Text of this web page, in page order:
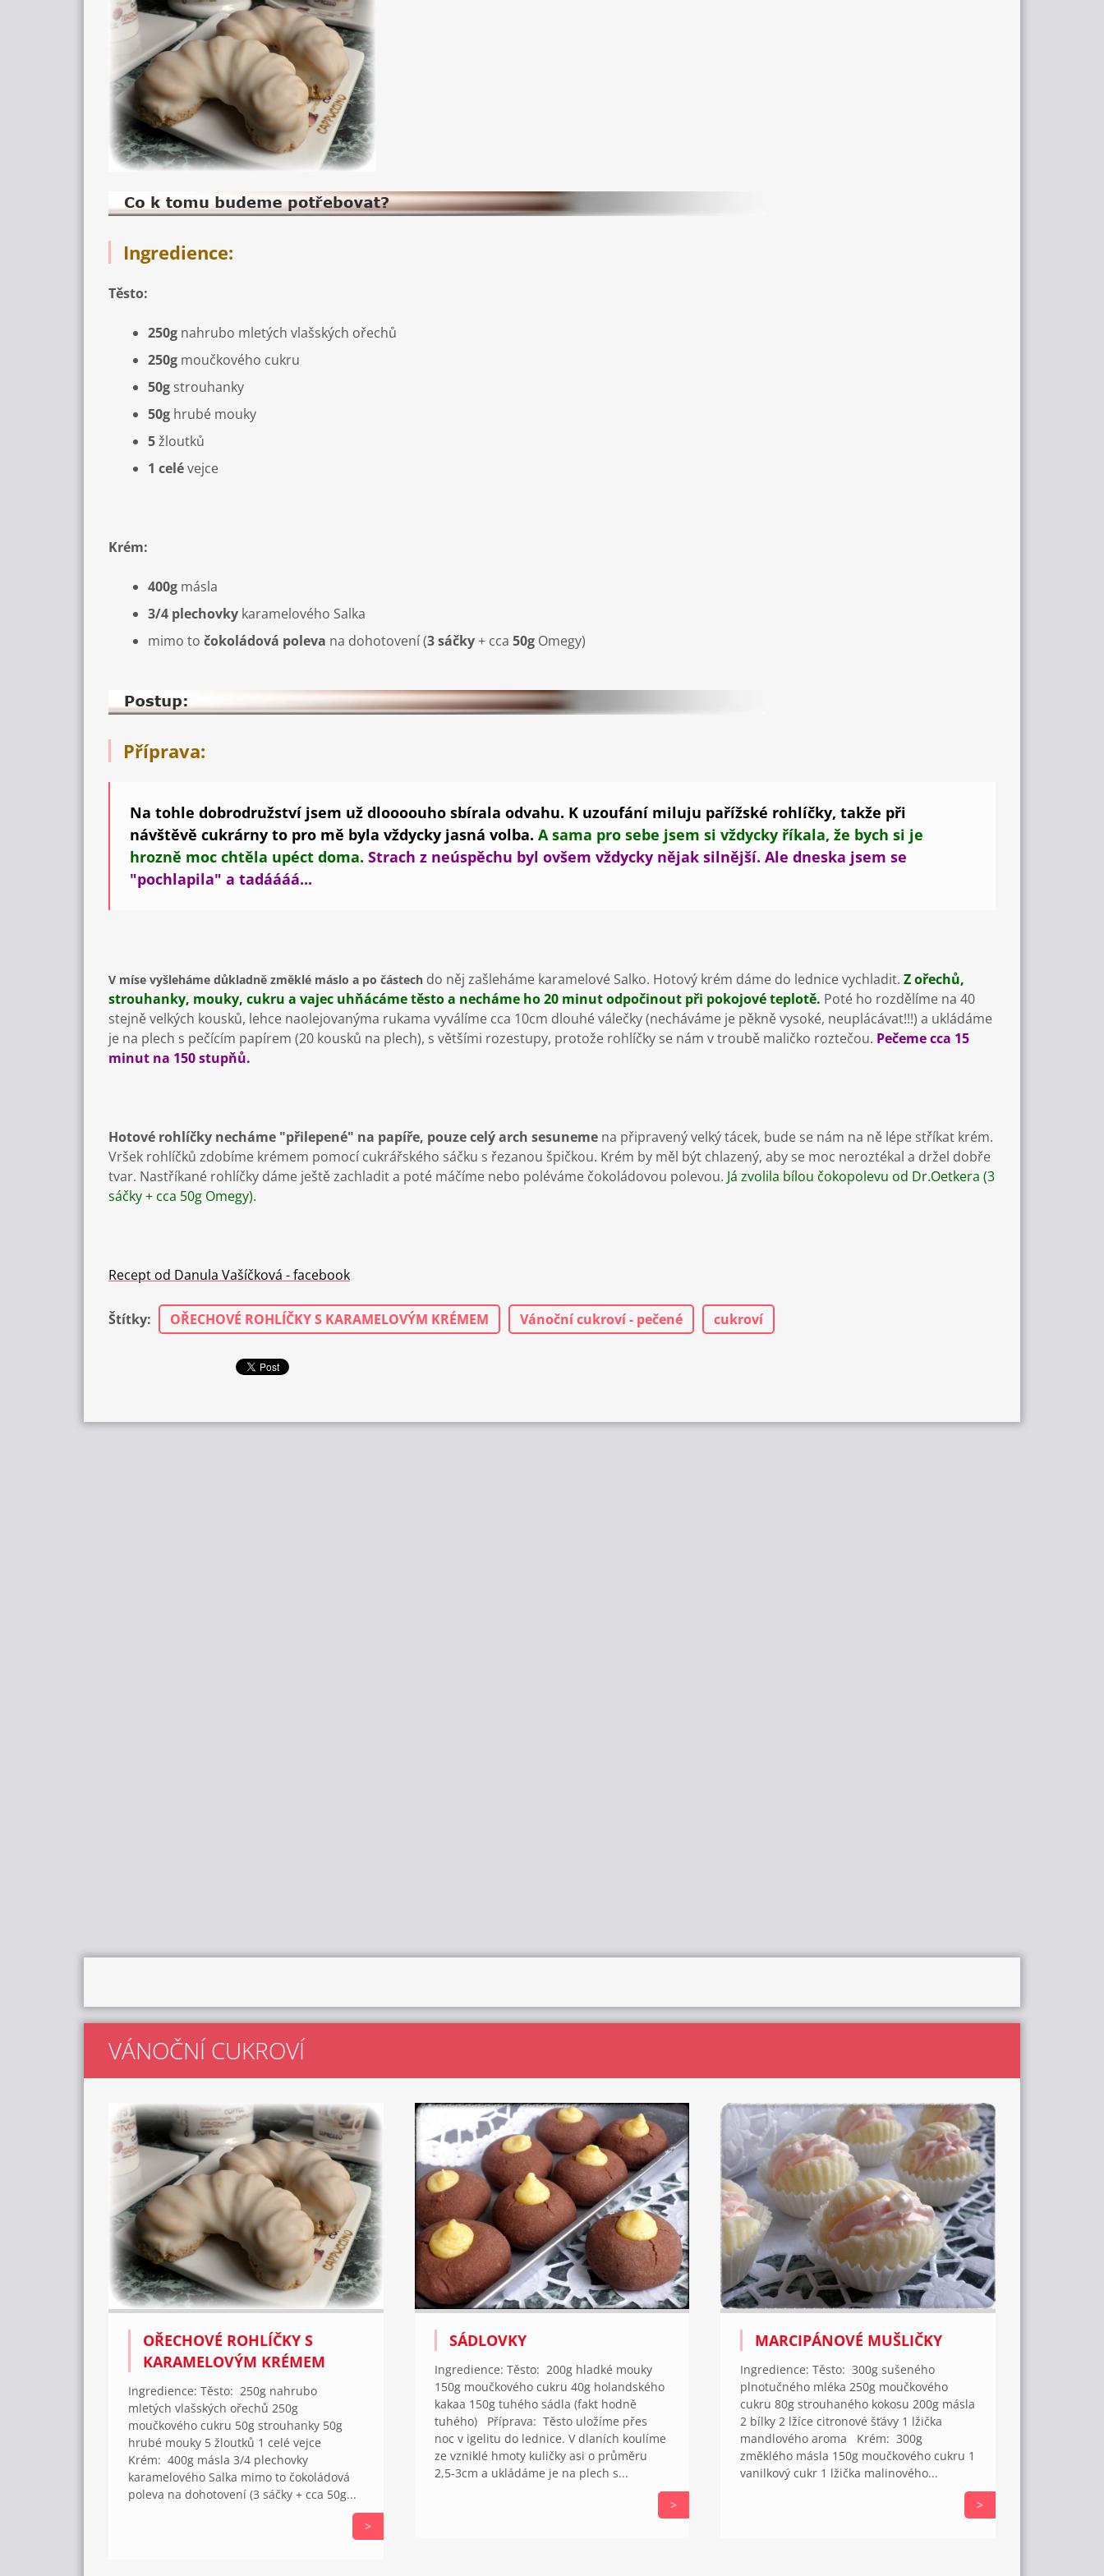
Ingredience:
Těsto:
250g nahrubo mletých vlašských ořechů
250g moučkového cukru
50g strouhanky
50g hrubé mouky
5žloutků
1 celévejce
Krém:
400g másla
3/4 plechovky karamelového Salka
mimo to čokoládová poleva na dohotovení (3 sáčky+ cca 50g Omegy)
Příprava:
Na tohle dobrodružství jsem už dloooouho sbírala odvahu. K uzoufání miluju pařížské rohlíčky, takže při
návštěvě cukrárny to pro mě byla vždycky jasná volba. A sama pro sebe jsem si vždycky říkala, že bych si je
hrozně moc chtěla upéct doma. Strach z neúspěchu byl ovšem vždycky nějak silnější. Ale dneska jsem se
"pochlapila" a tadáááá...
V míse vyšleháme důkladně změklé máslo a po částech do něj zašleháme karamelové Salko. Hotový krém dáme do lednice vychladit. Z ořechů,
strouhanky, mouky, cukru a vajec uhňácáme těsto a necháme ho 20 minut odpočinout při pokojové teplotě. Poté ho rozdělíme na 40
stejně velkých kousků, lehce naolejovanýma rukama vyválíme cca 10cm dlouhé válečky (necháváme je pěkně vysoké, neuplácávat!!!) a ukládáme
je na plech s pečícím papírem (20 kousků na plech), s většími rozestupy, protože rohlíčky se nám v troubě maličko roztečou. Pečeme cca 15
minut na 150 stupňů.
Hotové rohlíčky necháme "přilepené" na papíře, pouze celý arch sesuneme na připravený velký tácek, bude se nám na ně lépe stříkat krém.
Vršek rohlíčků zdobíme krémem pomocí cukrářského sáčku s řezanou špičkou. Krém by měl být chlazený, aby se moc neroztékal a držel dobře
tvar. Nastříkané rohlíčky dáme ještě zachladit a poté máčíme nebo poléváme čokoládovou polevou. Já zvolila bílou čokopolevu od Dr.Oetkera (3
sáčky + cca 50g Omegy).
Recept od Danula Vašíčková - facebook
Štítky: OŘECHOVÉ ROHLÍČKY S KARAMELOVÝM KRÉMEM Vánoční cukroví - pečené cukroví
VÁNOČNÍ CUKROVÍ
OŘECHOVÉ ROHLÍČKY S
KARAMELOVÝM KRÉMEM
Ingredience: Těsto: 250g nahrubo
mletých vlašských ořechů 250g
moučkového cukru 50g strouhanky 50g
hrubé mouky 5 žloutků 1 celé vejce
Krém: 400g másla 3/4 plechovky
karamelového Salka mimo to čokoládová
poleva na dohotovení (3 sáčky + cca 50g...
>
SÁDLOVKY
Ingredience: Těsto: 200g hladké mouky
150g moučkového cukru 40g holandského
kakaa 150g tuhého sádla (fakt hodně
tuhého) Příprava: Těsto uložíme přes
noc v igelitu do lednice. V dlaních koulíme
ze vzniklé hmoty kuličky asi o průměru
2,5-3cm a ukládáme je na plech s...
>
MARCIPÁNOVÉ MUŠLIČKY
Ingredience: Těsto: 300g sušeného
plnotučného mléka 250g moučkového
cukru 80g strouhaného kokosu 200g másla
2 bílky 2 lžíce citronové šťávy 1 lžička
mandlového aroma Krém: 300g
změklého másla 150g moučkového cukru 1
vanilkový cukr 1 lžička malinového...
>